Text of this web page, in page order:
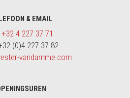
& EMAIL
+32 4 227 37 71
(0)4 227 37 82
vandamme.com